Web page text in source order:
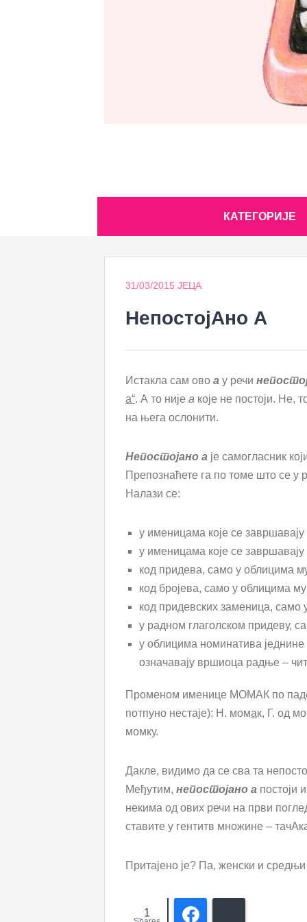
КАТЕГОРИЈЕ
31/03/2015 ЈЕЦА
НепостојАно А
Истакла сам ово а у речи
а“. А то није а које не постоји. Не,
на њега ослонити.
Непостојано а је самогласник
Препознаћете га по томе што се у
Налази се:
у именицама које се
у именицама које се
код придева, само у облицима
код бројева, само у облицима
код придевских заменица, само
у радном глаголском придеву,
у облицима номинатива
означавају вршиоца радње –
Променом именице МОМАК по
потпуно нестаје): Н. момак, Г. од
момку.
Дакле, видимо да се сва та
Међутим, непостојано а постоји
некима од ових речи на први
ставите у гентитв множине –
Притајено је? Па, женски и
1